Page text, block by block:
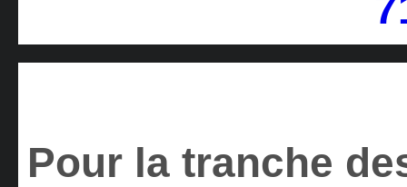
Pour la tranche